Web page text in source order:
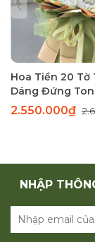
Hoa Tiền 20 Tờ
Dáng Đứng
Sang Trọng
2.550.000₫
NHẬP